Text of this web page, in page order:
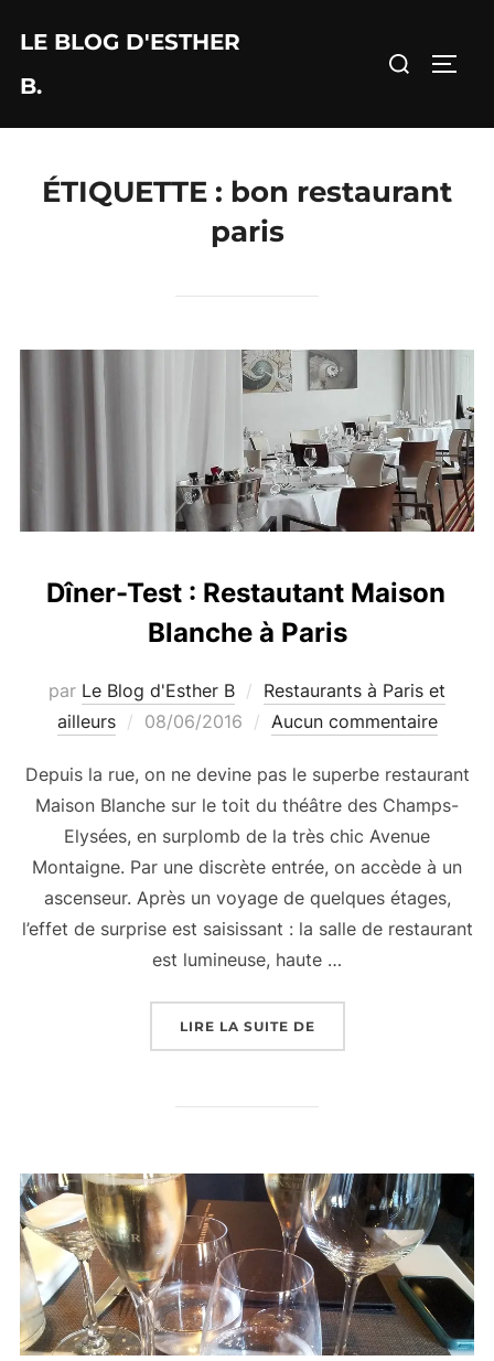
contenu
LE BLOG D'ESTHER
B.
Rechercher :
ÉTIQUETTE : bon restaurant
paris
Dîner-Test : Restautant Maison
Blanche à Paris
par Le Blog d'Esther B
Restaurants à Paris et
ailleurs
Publié
08/06/2016 Aucun commentaire
Depuis la rue, on ne devine pas le superbe restaurant
Maison Blanche sur le toit du théâtre des Champs-
Elysées, en surplomb de la très chic Avenue
Montaigne. Par une discrète entrée, on accède à un
ascenseur. Après un voyage de quelques étages,
l’effet de surprise est saisissant : la salle de restaurant
est lumineuse, haute …
LIRE LA SUITE DE« DÎNER-TEST :